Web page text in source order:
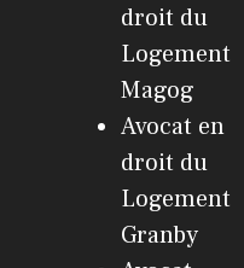
droit du
Logement
Magog
Avocat en
droit du
Logement
Granby